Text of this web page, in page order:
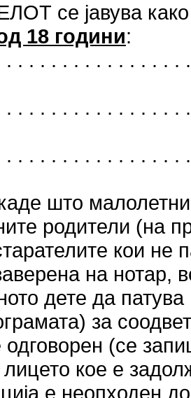
се јавува
18 години:
. . . . . . . . . . . . . . .
. . . . . . . . . . . . . .
. . . . . . . . . . . . . .
што
родители (на
кои не
на нотар,
дете да
за
одговорен (се
кое е
е неопходен